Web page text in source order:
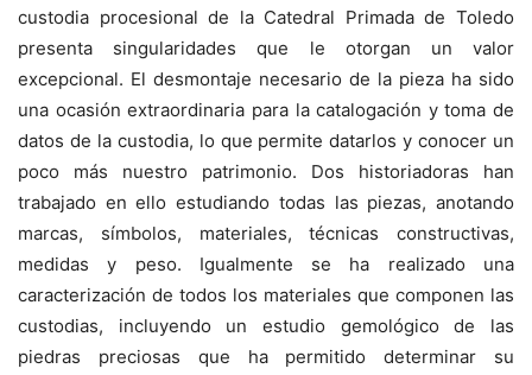
custodia procesional de la Catedral Primada de Toledo
presenta singularidades que le otorgan un valor
excepcional. El desmontaje necesario de la pieza ha sido
una ocasión extraordinaria para la catalogación y toma de
datos de la custodia, lo que permite datarlos y conocer un
poco más nuestro patrimonio. Dos historiadoras han
trabajado en ello estudiando todas las piezas, anotando
marcas, símbolos, materiales, técnicas constructivas,
medidas y peso. Igualmente se ha realizado una
caracterización de todos los materiales que componen las
custodias, incluyendo un estudio gemológico de las
piedras preciosas que ha permitido determinar su